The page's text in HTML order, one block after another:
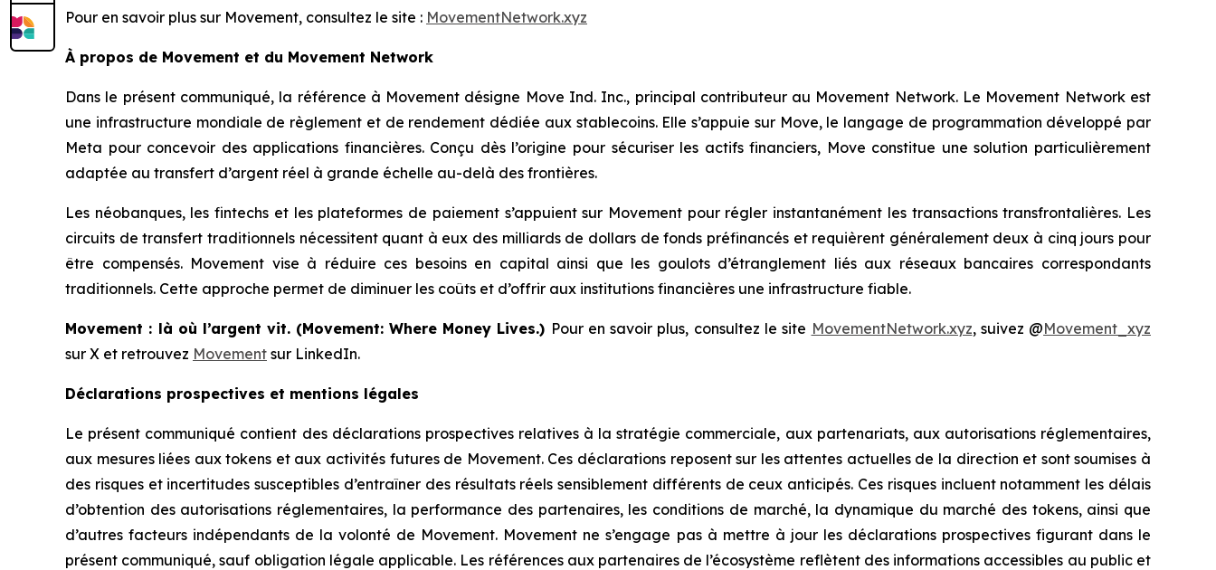
Pour en savoir plus sur Movement, consultez le site : MovementNetwork.xyz
À propos de Movement et du Movement Network
Dans le présent communiqué, la référence à Movement désigne Move Ind. Inc., principal contributeur au Movement Network. Le Movement Network est
une infrastructure mondiale de règlement et de rendement dédiée aux stablecoins. Elle s’appuie sur Move, le langage de programmation développé par
Meta pour concevoir des applications financières. Conçu dès l’origine pour sécuriser les actifs financiers, Move constitue une solution particulièrement
adaptée au transfert d’argent réel à grande échelle au-delà des frontières.
Les néobanques, les fintechs et les plateformes de paiement s’appuient sur Movement pour régler instantanément les transactions transfrontalières. Les
circuits de transfert traditionnels nécessitent quant à eux des milliards de dollars de fonds préfinancés et requièrent généralement deux à cinq jours pour
être compensés. Movement vise à réduire ces besoins en capital ainsi que les goulots d’étranglement liés aux réseaux bancaires correspondants
traditionnels. Cette approche permet de diminuer les coûts et d’offrir aux institutions financières une infrastructure fiable.
Movement : là où l’argent vit. (Movement: Where Money Lives.) Pour en savoir plus, consultez le site MovementNetwork.xyz, suivez @Movement_xyz
sur X et retrouvez Movement sur LinkedIn.
Déclarations prospectives et mentions légales
Le présent communiqué contient des déclarations prospectives relatives à la stratégie commerciale, aux partenariats, aux autorisations réglementaires,
aux mesures liées aux tokens et aux activités futures de Movement. Ces déclarations reposent sur les attentes actuelles de la direction et sont soumises à
des risques et incertitudes susceptibles d’entraîner des résultats réels sensiblement différents de ceux anticipés. Ces risques incluent notamment les délais
d’obtention des autorisations réglementaires, la performance des partenaires, les conditions de marché, la dynamique du marché des tokens, ainsi que
d’autres facteurs indépendants de la volonté de Movement. Movement ne s’engage pas à mettre à jour les déclarations prospectives figurant dans le
présent communiqué, sauf obligation légale applicable. Les références aux partenaires de l’écosystème reflètent des informations accessibles au public et